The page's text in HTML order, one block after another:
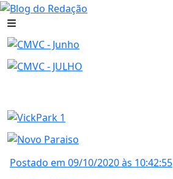
Postado em 09/10/2020 às 10:42:55